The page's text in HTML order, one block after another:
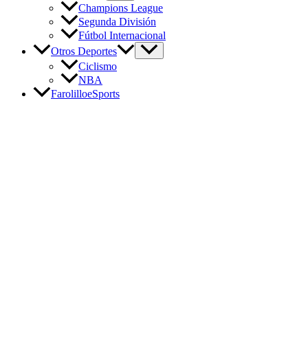
Champions League
Segunda División
Fútbol Internacional
Otros Deportes
Ciclismo
NBA
FarolilloeSports